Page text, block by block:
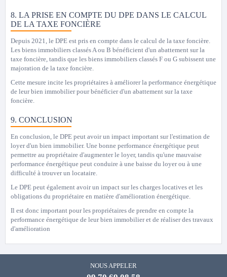
8. LA PRISE EN COMPTE DU DPE DANS LE CALCUL
DE LA TAXE FONCIÈRE
Depuis 2021, le DPE est pris en compte dans le calcul de la taxe foncière.
Les biens immobiliers classés A ou B bénéficient d'un abattement sur la
taxe foncière, tandis que les biens immobiliers classés F ou G subissent une
majoration de la taxe foncière.
Cette mesure incite les propriétaires à améliorer la performance énergétique
de leur bien immobilier pour bénéficier d'un abattement sur la taxe
foncière.
9. CONCLUSION
En conclusion, le DPE peut avoir un impact important sur l'estimation de
loyer d'un bien immobilier. Une bonne performance énergétique peut
permettre au propriétaire d'augmenter le loyer, tandis qu'une mauvaise
performance énergétique peut conduire à une baisse du loyer ou à une
difficulté à trouver un locataire.
Le DPE peut également avoir un impact sur les charges locatives et les
obligations du propriétaire en matière d'amélioration énergétique.
Il est donc important pour les propriétaires de prendre en compte la
performance énergétique de leur bien immobilier et de réaliser des travaux
d'amélioration
NOUS APPELER